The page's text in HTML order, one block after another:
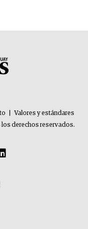
Valores y estándares
derechos reservados.